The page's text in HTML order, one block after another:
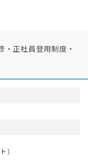
正社員登用制度・
）